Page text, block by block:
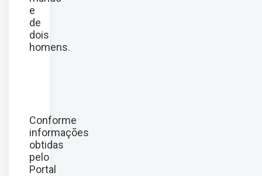
e
de
dois
homens.
Conforme
informações
obtidas
pelo
Portal